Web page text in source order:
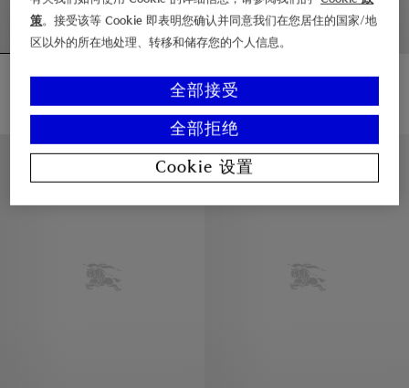
骑士图案棉质 T 恤衫, ¥4,050.00
¥4,050.00
骑士图案棉质 T 恤衫, ¥4,050.00
休闲版型 休闲版型
策。接受该等 Cookie 即表明您确认并同意我们在您居住的国家/地
区以外的所在地处理、转移和储存您的个人信息。
全部拒绝
全部接受
Cookie 设置